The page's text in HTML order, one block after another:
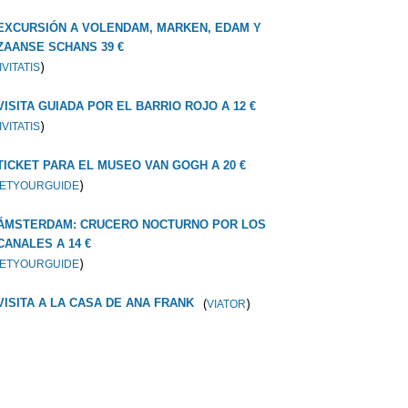
A VOLENDAM, MARKEN, EDAM Y
SCHANS 39 €
)
GUIADA POR EL BARRIO ROJO A 12 €
)
PARA EL MUSEO VAN GOGH A 20 €
)
CRUCERO NOCTURNO POR LOS
A 14 €
)
A LA CASA DE ANA FRANK (VIATOR)